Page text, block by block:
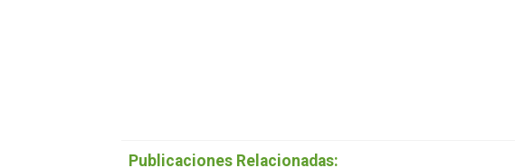
Publicaciones Relacionadas: